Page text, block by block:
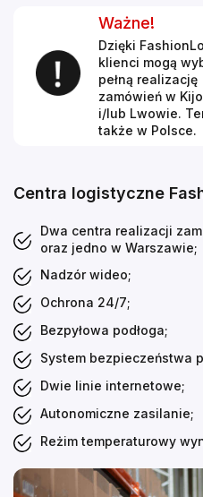
Ważne!
Dzięki
klienci mogą
pełną realizację
zamówień w
i/lub Lwowie.
także w Polsce.
Centra logistyczne
Dwa centra realizacji
oraz jedno w Warszawie;
Nadzór wideo;
Ochrona 24/7;
Bezpyłowa podłoga;
System bezpieczeństwa
Dwie linie internetowe;
Autonomiczne zasilanie;
Reżim temperaturowy